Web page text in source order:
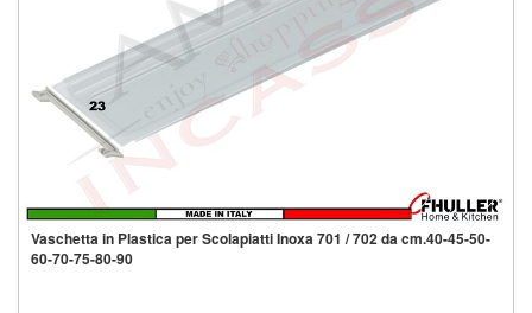
Vaschetta in Plastica per Scolapiatti Inoxa 701 / 702 da cm.40-45-50-
60-70-75-80-90